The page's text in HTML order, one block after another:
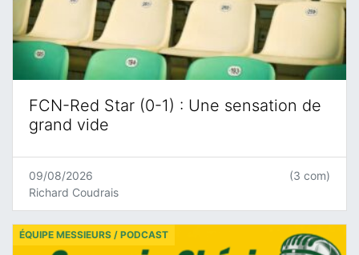
FCN-Red Star (0-1) : Une sensation de
grand vide
09/08/2026
Richard Coudrais
(3 com)
ÉQUIPE MESSIEURS / PODCAST